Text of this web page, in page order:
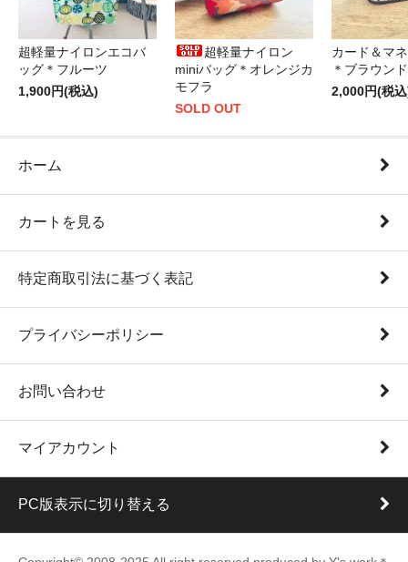
超軽量ナイロンエコバ
ッグ＊フルーツ
1,900円(税込)
超軽量ナイロン
miniバッグ＊オレンジカ
モフラ
SOLD OUT
カード＆マ
＊ブラウン
2,000円(税
ホーム
カートを見る
特定商取引法に基づく表記
プライバシーポリシー
お問い合わせ
マイアカウント
PC版表示に切り替える